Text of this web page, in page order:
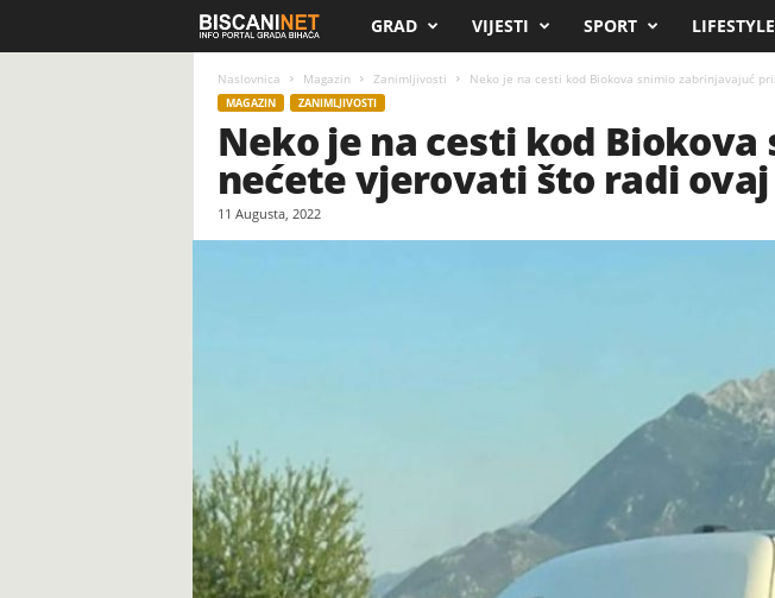
c
e
t
GRAD VIJESTI SPORT LIFESTYLE
Naslovnica Magazin Zanimljivosti Neko je na cesti kod Biokova snimio zabrinjavajuć
MAGAZIN ZANIMLJIVOSTI
Neko je na cesti kod
nećete vjerovati što radi ovaj
11 Augusta, 2022